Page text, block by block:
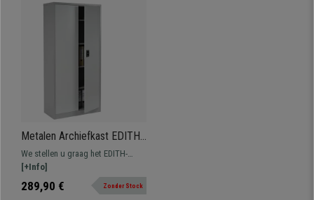
Metalen Archiefkast EDITH
2 DEUREN, 180x85x40 cm,
in Staal, Kleur Beige
We stellen u graag het EDITH-
gamma van metalen archiefkasten
voor. Robuuste stalen
archiefkasten verkrijgbaar in
[+Info]
289,90 € Zonder Stock